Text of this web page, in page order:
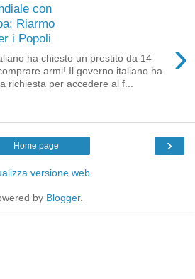
con
Riarmo
i Popoli
›
ha chiesto un prestito da 14
armi! Il governo italiano ha
richiesta per accedere al f...
›
Home page
versione web
by Blogger.